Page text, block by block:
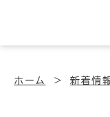
ホーム 新着情